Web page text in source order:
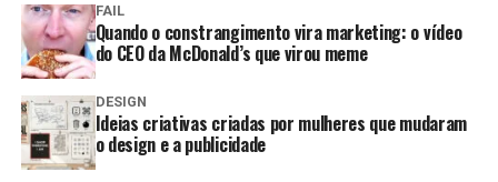
FAIL
Quando o constrangimento vira marketing: o vídeo
do CEO da McDonald’s que virou meme
DESIGN
Ideias criativas criadas por mulheres que mudaram
o design e a publicidade